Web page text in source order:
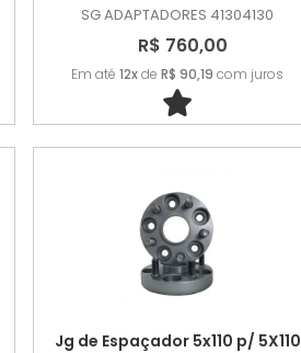
SG ADAPTADORES 41304130
R$ 760,00
Em até 12xde R$ 90,19 com juros
Jg de Espaçador 5x110 p/ 5X110